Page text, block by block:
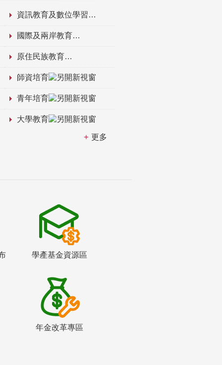
資訊教育及數位學習
國際及兩岸教育
原住民族教育
師資培育
青年培育
大學教育
更多
學產基金資源區
年金改革專區